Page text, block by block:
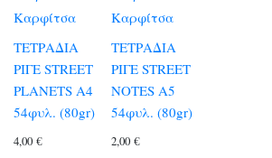
Καρφίτσα
ΤΕΤΡΑΔΙΑ
ΡΙΓΕ STREET
PLANETS A4
54φυλ. (80gr)
4,00 €
Καρφίτσα
ΤΕΤΡΑΔΙΑ
ΡΙΓΕ STREET
NOTES A5
54φυλ. (80gr)
2,00€